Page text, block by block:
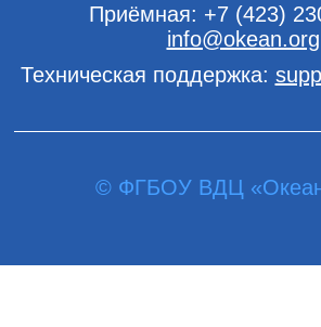
Приёмная: +7 (423)
info@okean.org
Техническая поддержка:
© ФГБОУ ВДЦ